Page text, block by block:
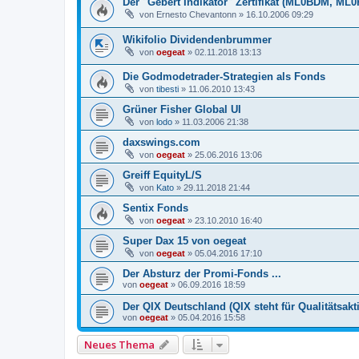
von Ernesto Chevantonn » 16.10.2006 09:29
Wikifolio Dividendenbrummer
von oegeat » 02.11.2018 13:13
Die Godmodetrader-Strategien als Fonds
von tibesti » 11.06.2010 13:43
Grüner Fisher Global UI
von lodo » 11.03.2006 21:38
daxswings.com
von oegeat » 25.06.2016 13:06
Greiff EquityL/S
von Kato » 29.11.2018 21:44
Sentix Fonds
von oegeat » 23.10.2010 16:40
Super Dax 15 von oegeat
von oegeat » 05.04.2016 17:10
Der Absturz der Promi-Fonds ...
von oegeat » 06.09.2016 18:59
Der QIX Deutschland (QIX steht für
von oegeat » 05.04.2016 15:58
Neues Thema